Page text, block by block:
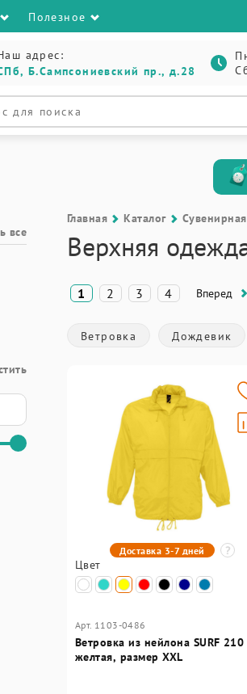
Полезное
адрес:
Б.Сампсониевский пр., д.28
все
Главная Каталог
Верхняя
1 2 3 4 Вперед
Ветровка Дождевик
Доставка 3-7 дней
Цвет
Арт. 1103-0486
Ветровка из нейлона SURF 210
желтая, размер XXL